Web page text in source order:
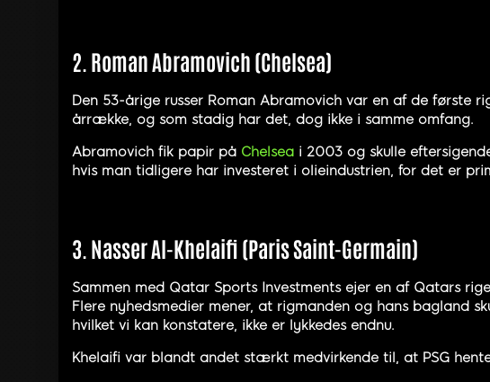
2. Roman Abramovich (Chelsea)
Den 53-årige russer Roman Abramovich var en af de
årrække, og som stadig har det, dog ikke i samme omfang.
Abramovich fik papir på Chelseai 2003 og skulle
hvis man tidligere har investeret i olieindustrien, for det er
3. Nasser Al-Khelaifi (Paris Saint-Germain)
Sammen med Qatar Sports Investments ejer en af Qatars
Flere nyhedsmedier mener, at rigmanden og hans bagland
hvilket vi kan konstatere, ikke er lykkedes endnu.
Khelaifi var blandt andet stærkt medvirkende til, at PSG